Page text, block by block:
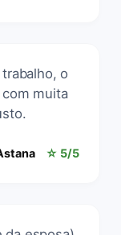
o
muita
☆ 5/5